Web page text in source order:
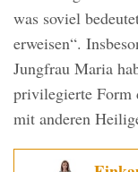
was soviel
erweisen“.
Jungfrau Maria
privilegierte Form
mit anderen